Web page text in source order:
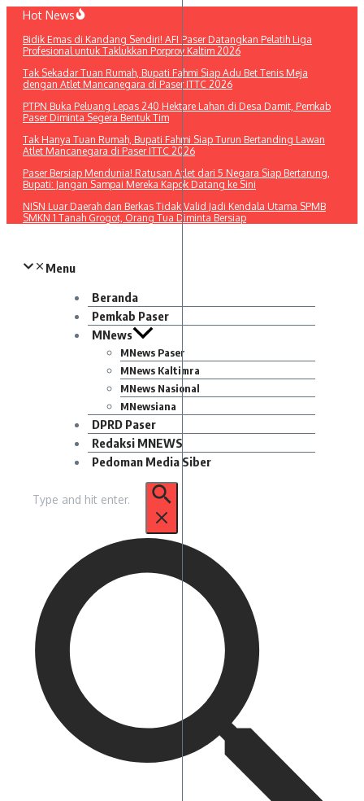
Lewati
konten
Hot News
Bidik Emas di Kandang Sendiri! AFI Paser Datangkan Pelatih Liga
Profesional untuk Taklukkan Porprov Kaltim 2026
Tak Sekadar Tuan Rumah, Bupati Fahmi Siap Adu Bet Tenis Meja
dengan Atlet Mancanegara di Paser ITTC 2026
PTPN Buka Peluang Lepas 240 Hektare Lahan di Desa Damit, Pemkab
Paser Diminta Segera Bentuk Tim
Tak Hanya Tuan Rumah, Bupati Fahmi Siap Turun Bertanding Lawan
Atlet Mancanegara di Paser ITTC 2026
Paser Bersiap Mendunia! Ratusan Atlet dari 5 Negara Siap Bertarung,
Bupati: Jangan Sampai Mereka Kapok Datang ke Sini
NISN Luar Daerah dan Berkas Tidak Valid Jadi Kendala Utama SPMB
SMKN 1 Tanah Grogot, Orang Tua Diminta Bersiap
Menu
Beranda
Pemkab Paser
MNews
MNews Paser
MNews Kaltimra
MNews Nasional
MNewsiana
DPRD Paser
Redaksi MNEWS
Pedoman Media Siber
untuk: